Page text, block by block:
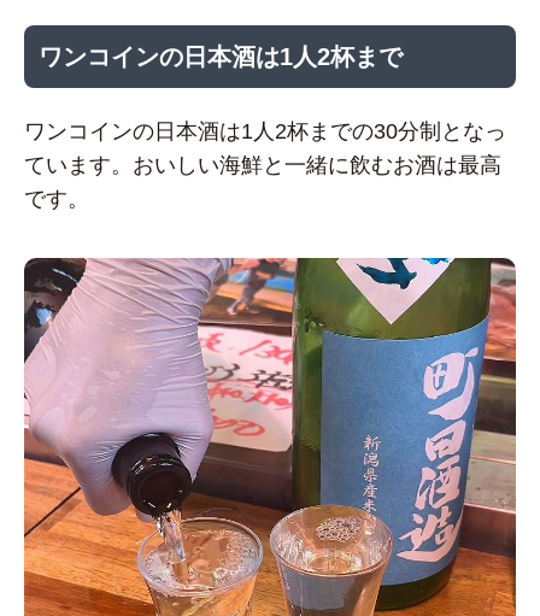
ワンコインの日本酒は1人2杯まで
ワンコインの日本酒は1人2杯までの30分制となっ
ています。おいしい海鮮と一緒に飲むお酒は最高
です。